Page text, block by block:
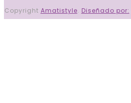
Copyright Amatistyle. Diseñado por: